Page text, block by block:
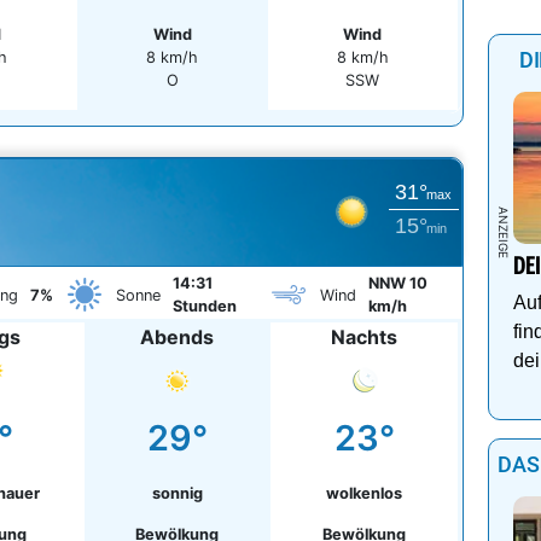
Wind
8 km/h
O
Wind
8 km/h
SSW
31°max
15°min
7% Sonne
14:31
Stunden
Wind
NNW 10
km/h
Abends
29°
sonnig
Bewölkung
Nachts
23°
wolkenlos
Bewölkung